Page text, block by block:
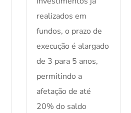
realizados em
fundos, o prazo de
execução é alargado
de 3 para 5 anos,
permitindo a
afetação de até
20% do saldo